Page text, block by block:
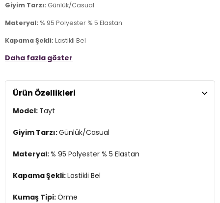
Giyim Tarzı: Günlük/Casual
Materyal: % 95 Polyester % 5 Elastan
Kapama Şekli: Lastikli Bel
Kumaş Tipi: Örme
Boy:Standart
Paça Tipi: Bol Paça
Kalıp Bilgisi: Flare Fit
2DY26Y0714K1.07
Daha fazla göster
Ürün Özellikleri
Model: Tayt
Giyim Tarzı:Günlük/Casual
Materyal:% 95 Polyester % 5 Elastan
Kapama Şekli:Lastikli Bel
Kumaş Tipi:Örme